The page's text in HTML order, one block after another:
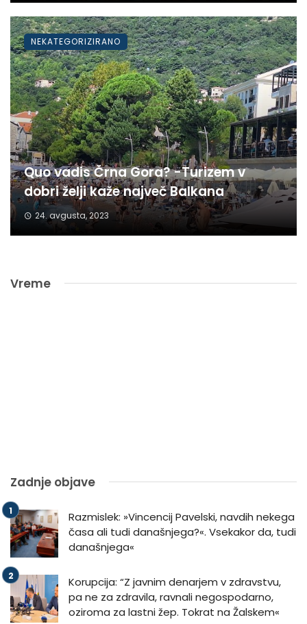
Quo vadis Črna Gora? -Turizem v
dobri želji kaže največ Balkana
24. avgusta, 2023
NEKATEGORIZIRANO
Vreme
Zadnje objave
Razmislek: »Vincencij Pavelski, navdih nekega
časa ali tudi današnjega?«. Vsekakor da, tudi
današnjega«
Korupcija: “Z javnim denarjem v zdravstvu,
pa ne za zdravila, ravnali negospodarno,
oziroma za lastni žep. Tokrat na Žalskem«